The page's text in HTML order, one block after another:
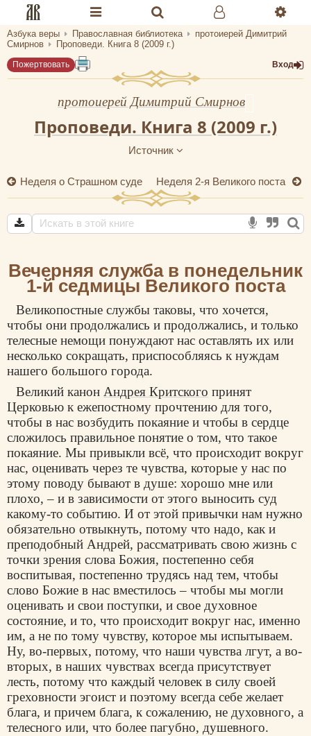
Разделы портала «Азбука веры»
Главная
Библиотеки
Молитва
Медиа
Тематическое
Семья и здоровье
Азбука веры Православная библиотека
протоиерей Димитрий
Смирнов
Проповеди. Книга 8 (2009 г.)
Пожертвовать Вход
протоиерей Димитрий Смирнов
Проповеди. Книга 8 (2009 г.)
Источник
Неделя о Страшном суде Неделя 2-я Великого поста
Вечерняя служба в понедельник
1-й седмицы Великого поста
Великопостные службы таковы, что хочется,
чтобы они продолжались и продолжались, и только
телесные немощи понуждают нас оставлять их или
несколько сокращать, приспособляясь к нуждам
нашего большого города.
Великий канонАндрея Критского принят
Церковью к ежепостному прочтению для того,
чтобы в нас возбудить покаяние и чтобы в сердце
сложилось правильное понятие о том, что такое
покаяние. Мы привыкли всё, что происходит вокруг
нас, оценивать через те чувства, которые у нас по
этому поводу бывают в душе: хорошо мне или
плохо, – и в зависимости от этого выносить суд
какому-то событию. И от этой привычки нам нужно
обязательно отвыкнуть, потому что надо, как и
преподобный Андрей, рассматривать свою жизнь с
точки зрения слова Божия, постепенно себя
воспитывая, постепенно трудясь над тем, чтобы
слово Божие в нас вместилось – чтобы мы могли
оценивать и свои поступки, и свое духовное
состояние, и то, что происходит вокруг нас, именно
им, а не по тому чувству, которое мы испытываем.
Ну, во-первых, потому, что наши чувства лгут, а во-
вторых, в наших чувствах всегда присутствует
лесть, потому что каждый человек в силу своей
греховности эгоист и поэтому всегда себе желает
блага, и причем блага, к сожалению, не духовного, а
телесного или, что более пагубно, душевного.